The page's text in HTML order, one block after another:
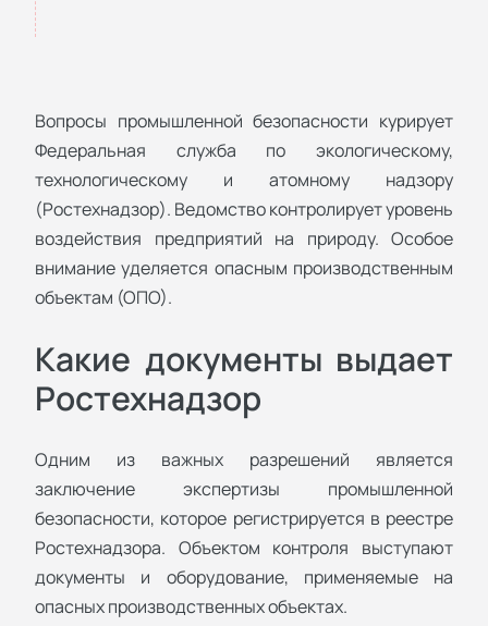
Вопросы промышленной безопасности курирует
Федеральная служба по экологическому,
технологическому и атомному надзору
(Ростехнадзор). Ведомство контролирует уровень
воздействия предприятий на природу. Особое
внимание уделяется опасным производственным
объектам (ОПО).
Какие документы выдает
Ростехнадзор
Одним из важных разрешений является
заключение экспертизы промышленной
безопасности, которое регистрируется в реестре
Ростехнадзора. Объектом контроля выступают
документы и оборудование, применяемые на
опасных производственных объектах.